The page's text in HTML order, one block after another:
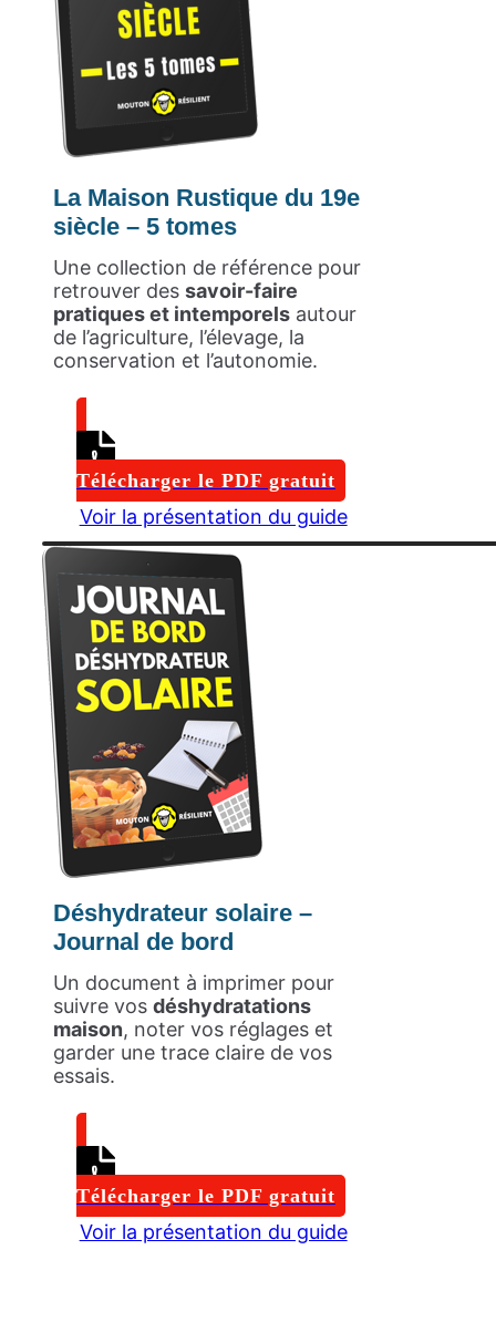
La Maison Rustique du 19e
siècle – 5 tomes
Une collection de référence pour
retrouver des savoir-faire
pratiques et intemporels autour
de l’agriculture, l’élevage, la
conservation et l’autonomie.
Télécharger le PDF gratuit
Voir la présentation du guide
Déshydrateur solaire –
Journal de bord
Un document à imprimer pour
suivre vos déshydratations
maison, noter vos réglages et
garder une trace claire de vos
essais.
Télécharger le PDF gratuit
Voir la présentation du guide